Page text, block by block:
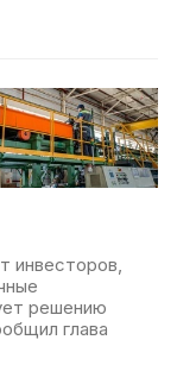
инвесторов,
решению
глава